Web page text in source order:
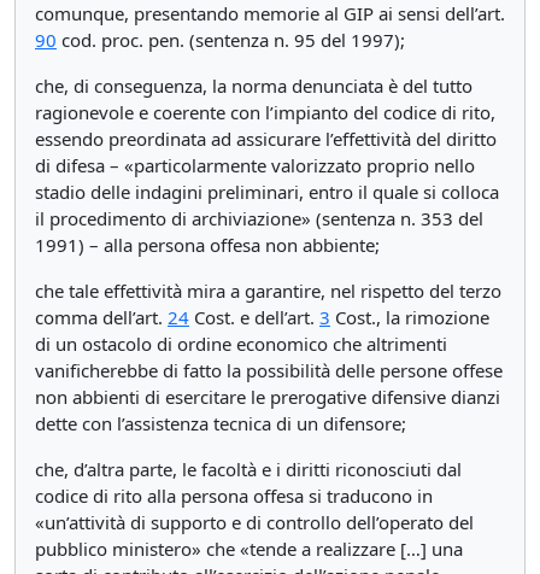
comunque, presentando memorie al GIP ai sensi dell’art.
90 cod. proc. pen. (sentenza n. 95 del 1997);
che, di conseguenza, la norma denunciata è del tutto
ragionevole e coerente con l’impianto del codice di rito,
essendo preordinata ad assicurare l’effettività del diritto
di difesa – «particolarmente valorizzato proprio nello
stadio delle indagini preliminari, entro il quale si colloca
il procedimento di archiviazione» (sentenza n. 353 del
1991) – alla persona offesa non abbiente;
che tale effettività mira a garantire, nel rispetto del terzo
comma dell’art. 24 Cost. e dell’art. 3 Cost., la rimozione
di un ostacolo di ordine economico che altrimenti
vanificherebbe di fatto la possibilità delle persone offese
non abbienti di esercitare le prerogative difensive dianzi
dette con l’assistenza tecnica di un difensore;
che, d’altra parte, le facoltà e i diritti riconosciuti dal
codice di rito alla persona offesa si traducono in
«un’attività di supporto e di controllo dell’operato del
pubblico ministero» che «tende a realizzare […] una